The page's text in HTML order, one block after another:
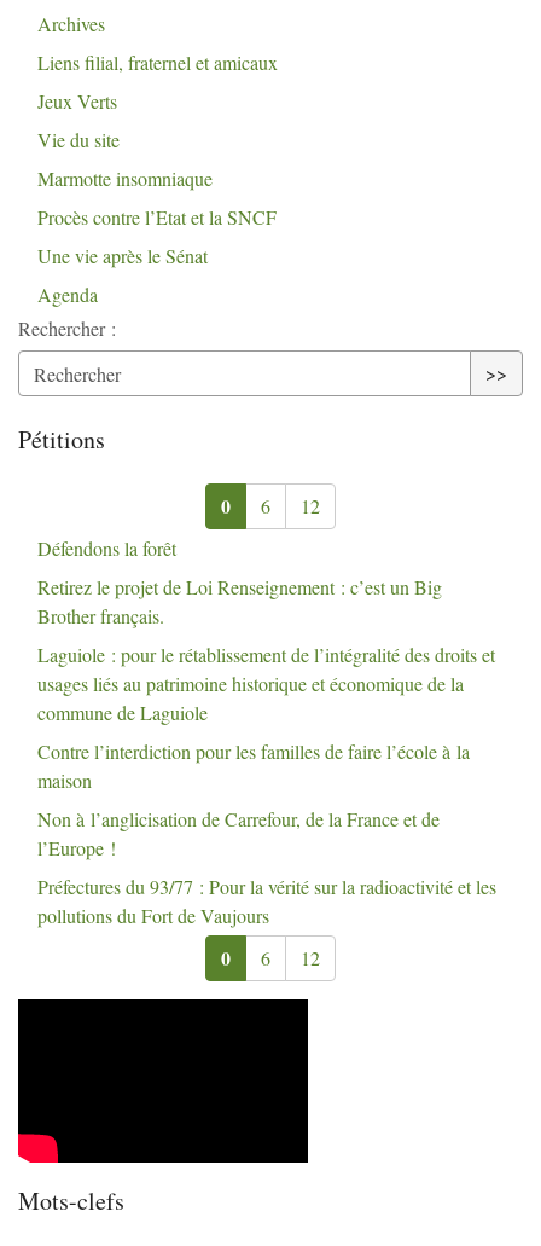
Archives
Liens filial, fraternel et amicaux
Jeux Verts
Vie du site
Marmotte insomniaque
Procès contre l’Etat et laSNCF
Une vie après le Sénat
Agenda
Rechercher :
>>
Pétitions
0 6
12
Défendons la forêt
Retirez le projet de Loi Renseignement : c’est un Big
Brother français.
Laguiole : pour le rétablissement de l’intégralité des droits et
usages liés au patrimoine historique et économique de la
commune de Laguiole
Contre l’interdiction pour les familles de faire l’école à la
maison
Non à l’anglicisation de Carrefour, de la France et de
l’Europe !
Préfectures du 93/77 : Pour la vérité sur la radioactivité et les
pollutions du Fort de Vaujours
0 6 12
Mots-clefs